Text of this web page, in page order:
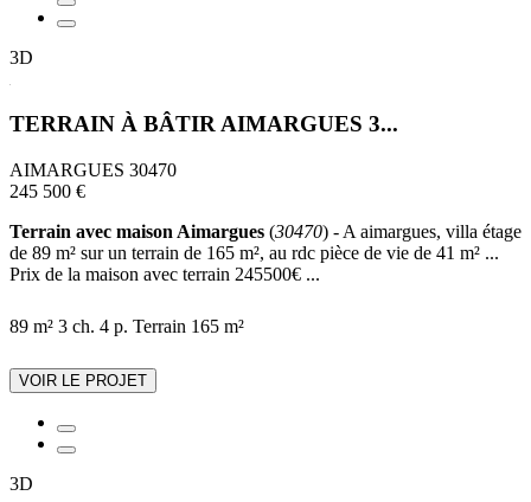
3D
TERRAIN À BÂTIR AIMARGUES 3...
AIMARGUES 30470
245 500 €
Terrain avec maison Aimargues (30470) - A aimargues, villa étage
de 89 m² sur un terrain de 165 m², au rdc pièce de vie de 41 m² ...
Prix de la maison avec terrain 245500€ ...
89 m² 3 ch. 4 p. Terrain 165 m²
VOIR LE PROJET
3D